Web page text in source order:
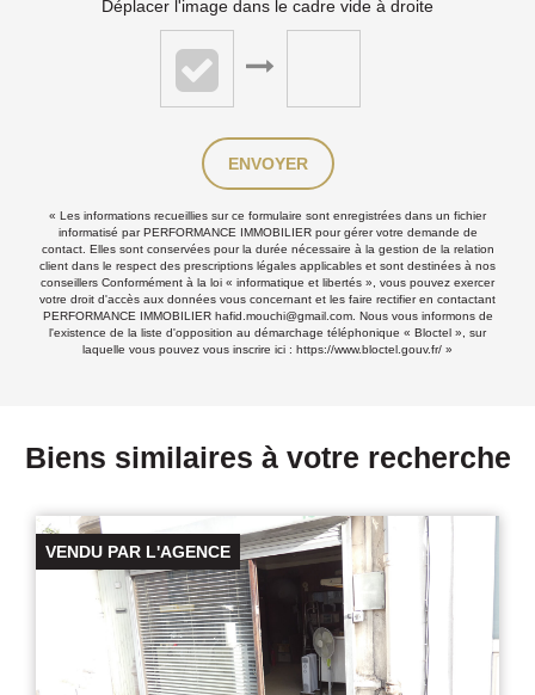
Déplacer l'image dans le cadre vide à droite
ENVOYER
« Les informations recueillies sur ce formulaire sont enregistrées dans un fichier
informatisé par PERFORMANCE IMMOBILIER pour gérer votre demande de
contact. Elles sont conservées pour la durée nécessaire à la gestion de la relation
client dans le respect des prescriptions légales applicables et sont destinées à nos
conseillers Conformément à la loi « informatique et libertés », vous pouvez exercer
votre droit d'accès aux données vous concernant et les faire rectifier en contactant
PERFORMANCE IMMOBILIER hafid.mouchi@gmail.com. Nous vous informons de
l'existence de la liste d'opposition au démarchage téléphonique « Bloctel », sur
laquelle vous pouvez vous inscrire ici : https://www.bloctel.gouv.fr/ »
Biens similaires à votre recherche